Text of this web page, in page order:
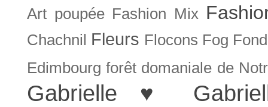
Art poupée Fashion Mix
Chachnil Fleurs Flocons Fog
Edimbourg forêt domaniale de
Gabrielle ♥